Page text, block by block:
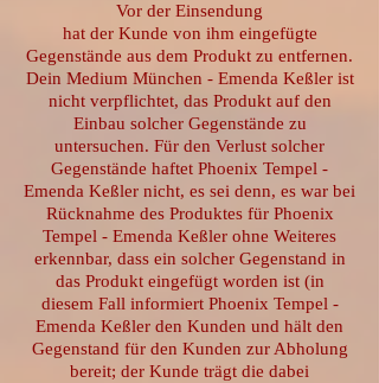
Vor der Einsendung
hat der Kunde von ihm eingefügte
Gegenstände aus dem Produkt zu entfernen.
Dein Medium München - Emenda Keßler ist
nicht verpflichtet, das Produkt auf den
Einbau solcher Gegenstände zu
untersuchen. Für den Verlust solcher
Gegenstände haftet Phoenix Tempel -
Emenda Keßler nicht, es sei denn, es war bei
Rücknahme des Produktes für Phoenix
Tempel - Emenda Keßler ohne Weiteres
erkennbar, dass ein solcher Gegenstand in
das Produkt eingefügt worden ist (in
diesem Fall informiert Phoenix Tempel -
Emenda Keßler den Kunden und hält den
Gegenstand für den Kunden zur Abholung
bereit; der Kunde trägt die dabei